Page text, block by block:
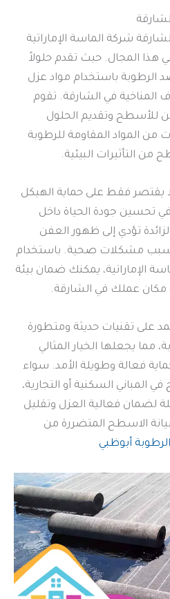
شركة الماسة الإماراتية
هذا المجال. حيث تقدم حلولاً
باستخدام مواد عزل
في الشارقة. تقوم
للأسطح وتقديم الحلول
المواد المقاومة للرطوبة
من التأثيرات البيئية.
يقتصر فقط على حماية الهيكل
تحسين جودة الحياة داخل
تؤدي إلى ظهور العفن
تسبب مشكلات صحية. باستخدام
الإماراتية، يمكنك ضمان بيئة
مكان عملك في الشارقة.
على تقنيات حديثة ومتطورة
يجعلها الخيار المثالي
فعالة وطويلة الأمد. سواء
المباني السكنية أو التجارية،
لضمان فعالية العزل وتقليل
الاسطح المتضررة من
أبوظبي